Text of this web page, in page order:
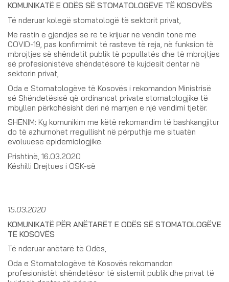
KOMUNIKATË E ODËS SË STOMATOLOGËVE TË KOSOVËS
Të nderuar kolegë stomatologë të sektorit privat,
Me rastin e gjendjes së re të krijuar në vendin tonë me
COVID-19, pas konfirmimit të rasteve të reja, në funksion të
mbrojtjes së shëndetit publik të popullatës dhe të mbrojtjes
së profesionistëve shëndetësorë të kujdesit dentar në
sektorin privat,
Oda e Stomatologëve të Kosovës i rekomandon Ministrisë
së Shëndetësisë që ordinancat private stomatologjike të
mbyllen përkohësisht deri në marrjen e një vendimi tjetër.
SHËNIM: Ky komunikim me këtë rekomandim të bashkangjitur
do të azhurnohet rregullisht në përputhje me situatën
evoluuese epidemiologjike.
Prishtinë, 16.03.2020
Këshilli Drejtues i OSK-së
15.03.2020
KOMUNIKATË PËR ANËTARËT E ODËS SË STOMATOLOGËVE
TË KOSOVËS
Të nderuar anëtarë të Odës,
Oda e Stomatologëve të Kosovës rekomandon
profesionistët shëndetësor të sistemit publik dhe privat të